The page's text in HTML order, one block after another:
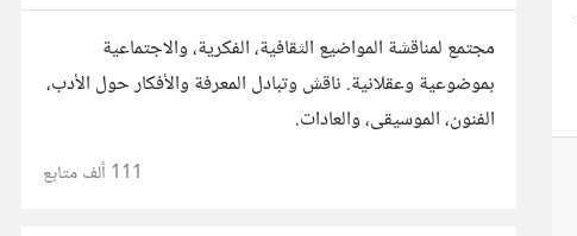
مجتمع لمناقشة المواضيع الثقافية، الفكرية، والاجتماعية
بموضوعية وعقلانية. ناقش وتبادل المعرفة والأفكار حول الأدب،
الفنون، الموسيقى، والعادات.
111 ألف متابع